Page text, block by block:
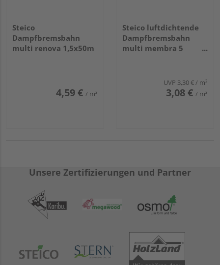
Steico
Dampfbremsbahn
multi renova 1,5x50m
4,59 € / m²
Steico luftdichtende
Dampfbremsbahn
multi membra 5
UVP 3,30 €/ m²
3,08 € / m²
Unsere Zertifizierungen und Partner